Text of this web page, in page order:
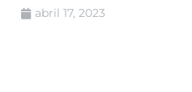
abril 17, 2023